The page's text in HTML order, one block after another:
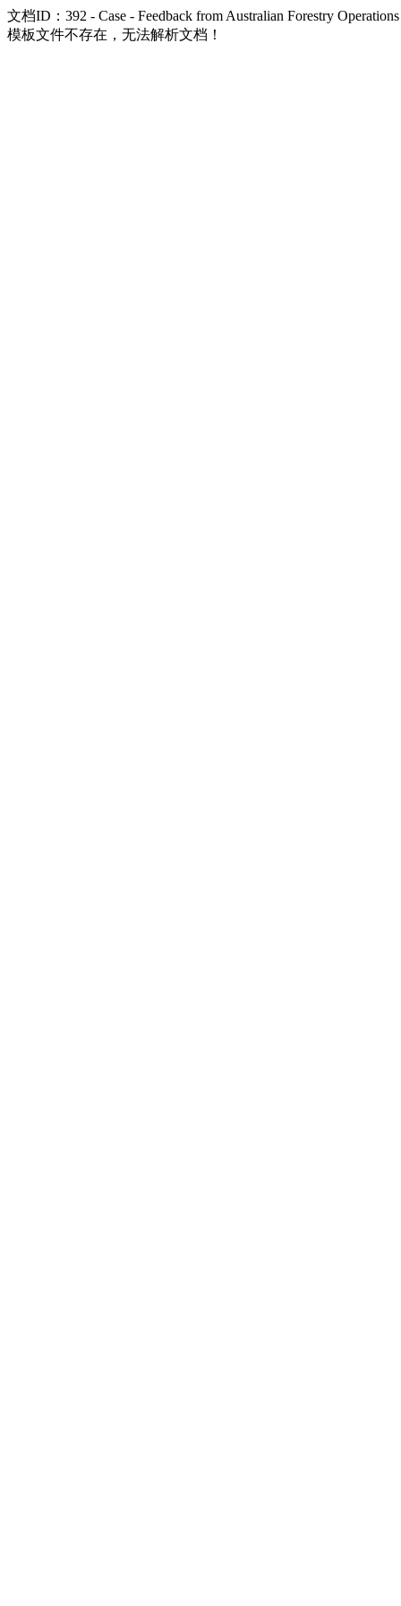
文档ID：392 - Case - Feedback from Australian Forestry Operations
模板文件不存在，无法解析文档！